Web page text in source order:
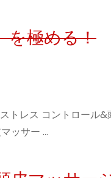
を極める！
トレス コントロール
ッサー …